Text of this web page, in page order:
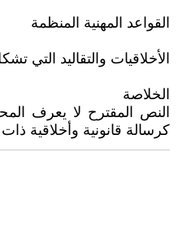
القواعد المهنية المنظمة
الأخلاقيات والتقاليد التي
الخلاصة
النص المقترح لا يعرف
كرسالة قانونية وأخلاقية